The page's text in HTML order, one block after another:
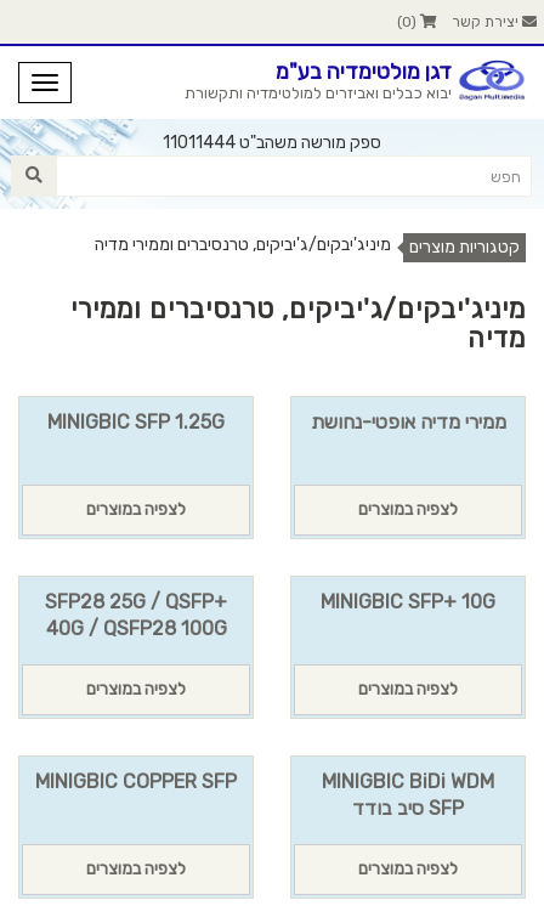
יצירת קשר (
0
)
דגן מולטימדיה בע"מ
יבוא כבלים ואביזרים למולטימדיה ותקשורת
ספק מורשה משהב"ט 11011444
קטגוריות מוצרים מיניג'יבקים/ג'יביקים, טרנסיברים וממירי מדיה
מיניג'יבקים/ג'יביקים, טרנסיברים וממירי
מדיה
ממירי מדיה אופטי-נחושת
לצפיה במוצרים
MINIGBIC SFP 1.25G
לצפיה במוצרים
MINIGBIC SFP+ 10G
לצפיה במוצרים
SFP28 25G / QSFP+
40G / QSFP28 100G
לצפיה במוצרים
MINIGBIC BiDi WDM
SFP סיב בודד
לצפיה במוצרים
MINIGBIC COPPER SFP
לצפיה במוצרים